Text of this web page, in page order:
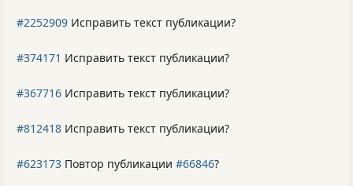
#2252909 Исправить текст публикации?
#374171 Исправить текст публикации?
#367716 Исправить текст публикации?
#812418 Исправить текст публикации?
#623173 Повтор публикации #66846?